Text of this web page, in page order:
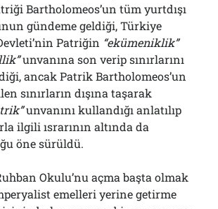
Bartholomeos’un tüm yurtdışı
gündeme geldiği, Türkiye
Patriğin “ekümeniklik”
unvanına son verip sınırlarını
ancak Patrik Bartholomeos’un
sınırların dışına taşarak
unvanını kullandığı anlatılıp
ilgili ısrarının altında da
öne sürüldü.
Okulu’nu açma başta olmak
emelleri yerine getirme